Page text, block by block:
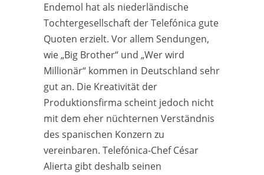
Endemol hat als niederländische
Tochtergesellschaft der Telefónica gute
Quoten erzielt. Vor allem Sendungen,
wie „Big Brother“ und „Wer wird
Millionär“ kommen in Deutschland sehr
gut an. Die Kreativität der
Produktionsfirma scheint jedoch nicht
mit dem eher nüchternen Verständnis
des spanischen Konzern zu
vereinbaren. Telefónica-Chef César
Alierta gibt deshalb seinen